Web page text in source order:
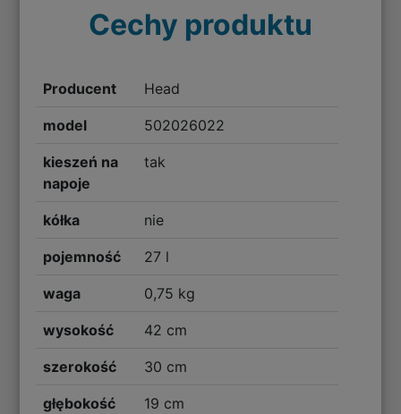
Cechy produktu
Producent Head
model 502026022
kieszeń na
napoje
tak
kółka nie
pojemność 27 l
waga 0,75 kg
wysokość 42 cm
szerokość 30 cm
głębokość 19 cm